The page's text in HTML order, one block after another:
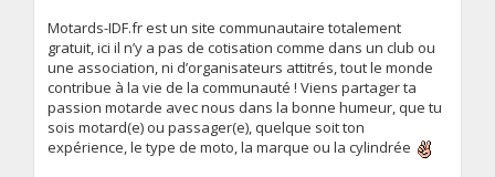
Motards-IDF.fr est un site communautaire totalement
gratuit, ici il n’y a pas de cotisation comme dans un club ou
une association, ni d’organisateurs attitrés, tout le monde
contribue à la vie de la communauté ! Viens partager ta
passion motarde avec nous dans la bonne humeur, que tu
sois motard(e) ou passager(e), quelque soit ton
expérience, le type de moto, la marque ou la cylindrée